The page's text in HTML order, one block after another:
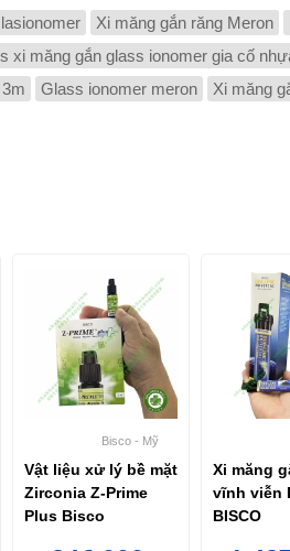
Xi măng gắn răng Meron
xi măng gắn glass ionomer gia cố
Glass ionomer meron Xi măng
Bisco - Mỹ
Vật liệu xử lý bề mặt
Zirconia Z-Prime
Plus Bisco
Xi măng
vĩnh viễn
BISCO